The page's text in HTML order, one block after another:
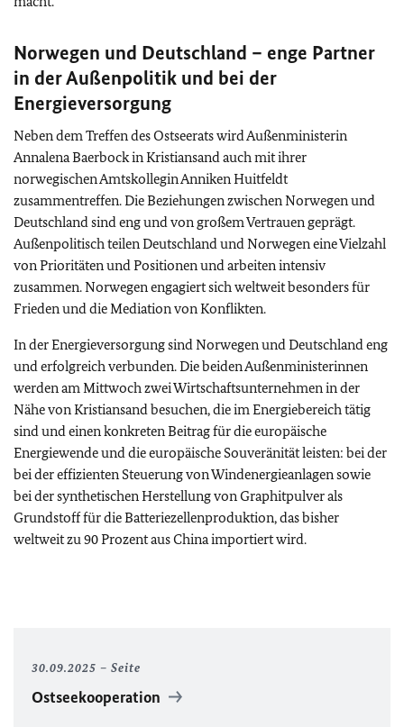
Norwegen und Deutschland – enge Partner
in der Außenpolitik und bei der
Energieversorgung
Neben dem Treffen des Ostseerats wird Außenministerin
Annalena Baerbock in Kristiansand auch mit ihrer
norwegischen Amtskollegin Anniken Huitfeldt
zusammentreffen. Die Beziehungen zwischen Norwegen und
Deutschland sind eng und von großem Vertrauen geprägt.
Außenpolitisch teilen Deutschland und Norwegen eine Vielzahl
von Prioritäten und Positionen und arbeiten intensiv
zusammen. Norwegen engagiert sich weltweit besonders für
Frieden und die Mediation von Konflikten.
In der Energieversorgung sind Norwegen und Deutschland eng
und erfolgreich verbunden. Die beiden Außenministerinnen
werden am Mittwoch zwei Wirtschaftsunternehmen in der
Nähe von Kristiansand besuchen, die im Energiebereich tätig
sind und einen konkreten Beitrag für die europäische
Energiewende und die europäische Souveränität leisten: bei der
bei der effizienten Steuerung von Windenergieanlagen sowie
bei der synthetischen Herstellung von Graphitpulver als
Grundstoff für die Batteriezellenproduktion, das bisher
weltweit zu 90 Prozent aus China importiert wird.
30.09.2025 Seite
Ostseekooperation